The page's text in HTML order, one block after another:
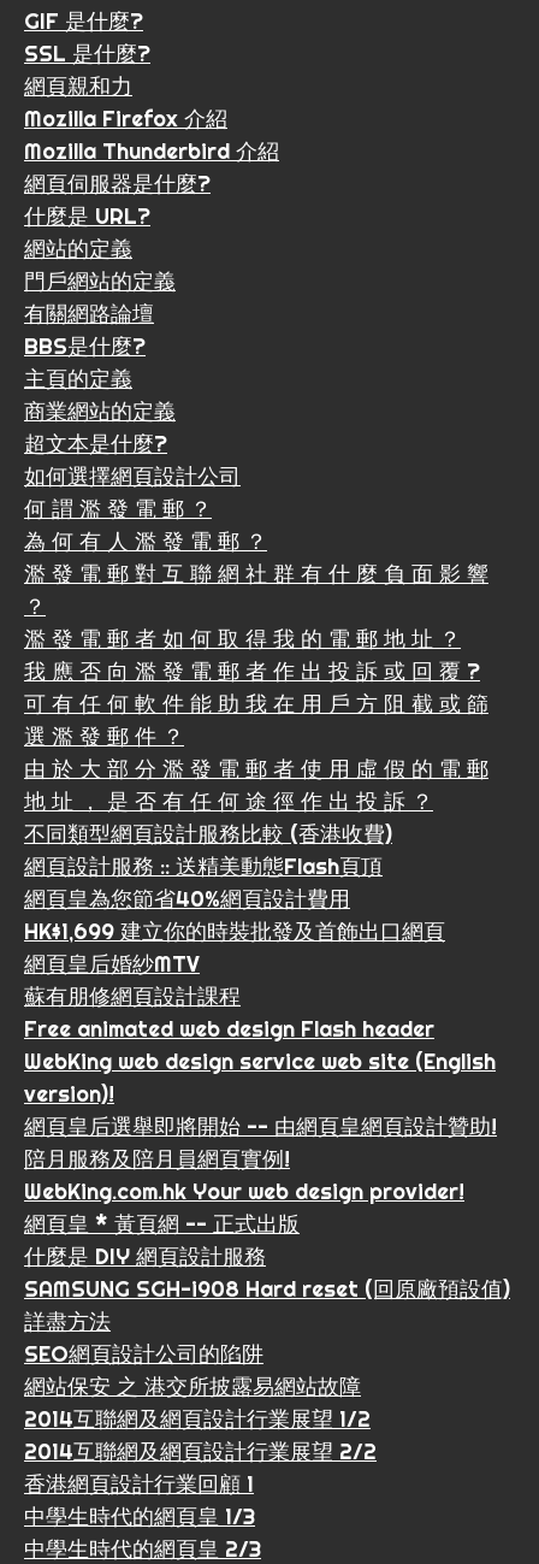
GIF 是什麼?
SSL 是什麼?
網頁親和力
Mozilla Firefox 介紹
Mozilla Thunderbird 介紹
網頁伺服器是什麼?
什麼是 URL?
網站的定義
門戶網站的定義
有關網路論壇
BBS是什麼?
主頁的定義
商業網站的定義
超文本是什麼?
如何選擇網頁設計公司
何 謂 濫 發 電 郵 ？
為 何 有 人 濫 發 電 郵 ？
濫 發 電 郵 對 互 聯 網 社 群 有 什 麼 負 面 影 響
？
濫 發 電 郵 者 如 何 取 得 我 的 電 郵 地 址 ？
我 應 否 向 濫 發 電 郵 者 作 出 投 訴 或 回 覆 ?
可 有 任 何 軟 件 能 助 我 在 用 戶 方 阻 截 或 篩
選 濫 發 郵 件 ？
由 於 大 部 分 濫 發 電 郵 者 使 用 虛 假 的 電 郵
地 址 ， 是 否 有 任 何 途 徑 作 出 投 訴 ？
不同類型網頁設計服務比較 (香港收費)
網頁設計服務 :: 送精美動態Flash頁頂
網頁皇為您節省40%網頁設計費用
HK$1,699 建立你的時裝批發及首飾出口網頁
網頁皇后婚紗MTV
蘇有朋修網頁設計課程
Free animated web design Flash header
WebKing web design service web site (English
version)!
網頁皇后選舉即將開始 -- 由網頁皇網頁設計贊助!
陪月服務及陪月員網頁實例!
WebKing.com.hk Your web design provider!
網頁皇 * 黃頁網 -- 正式出版
什麼是 DIY 網頁設計服務
SAMSUNG SGH-i908 Hard reset (回原廠預設值)
詳盡方法
SEO網頁設計公司的陷阱
網站保安 之 港交所披露易網站故障
2014互聯網及網頁設計行業展望 1/2
2014互聯網及網頁設計行業展望 2/2
香港網頁設計行業回顧 1
中學生時代的網頁皇 1/3
中學生時代的網頁皇 2/3